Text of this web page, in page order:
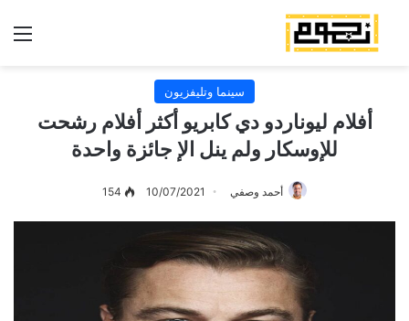
سينما وتليفزيون
أفلام ليوناردو دي كابريو أكثر أفلام رشحت
للإوسكار ولم ينل الإ جائزة واحدة
أحمد وصفي 10/07/2021
154